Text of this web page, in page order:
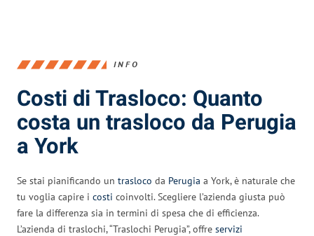
INFO
Costi di Trasloco: Quanto
costa un trasloco da Perugia
a York
Se stai pianificando un trasloco da Perugia a York, è naturale che
tu voglia capire i costi coinvolti. Scegliere l’azienda giusta può
fare la differenza sia in termini di spesa che di efficienza.
L’azienda di traslochi, “Traslochi Perugia”, offre servizi